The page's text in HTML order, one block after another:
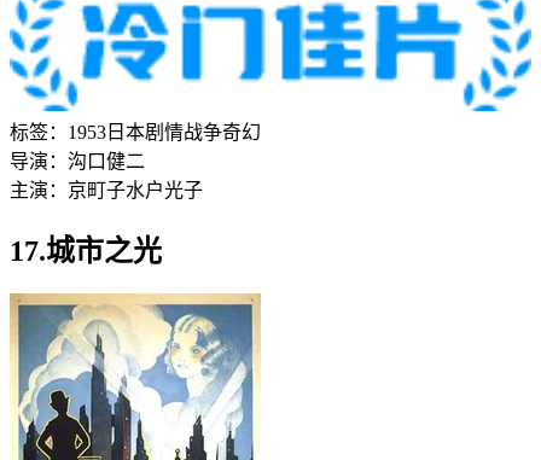
标签： 1953 日本剧情战争奇幻
导演： 沟口健二
主演： 京町子水户光子
17.城市之光